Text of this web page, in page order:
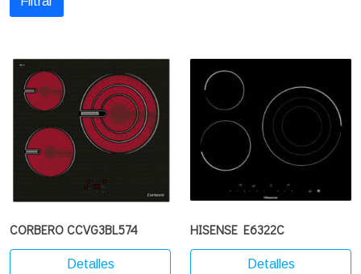
CORBERO CCVG3BL574
Detalles
HISENSE E6322C
Detalles